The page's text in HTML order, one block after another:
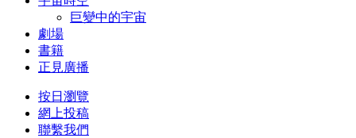
巨變中的宇宙
劇場
書籍
正見廣播
按日瀏覽
網上投稿
聯繫我們